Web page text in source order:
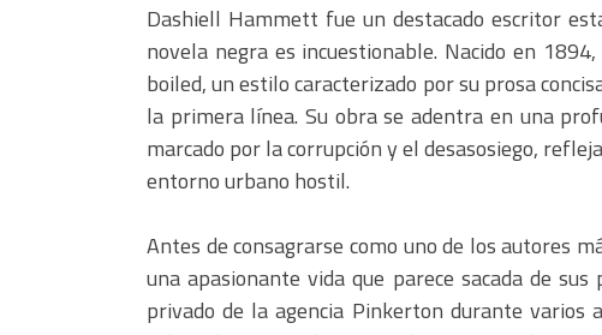
Dashiell Hammett fue un destacado escritor
novela negra es incuestionable. Nacido en
boiled, un estilo caracterizado por su prosa
la primera línea. Su obra se adentra en una
marcado por la corrupción y el desasosiego,
entorno urbano hostil.
Antes de consagrarse como uno de los autores
una apasionante vida que parece sacada de
privado de la agencia Pinkerton durante varios